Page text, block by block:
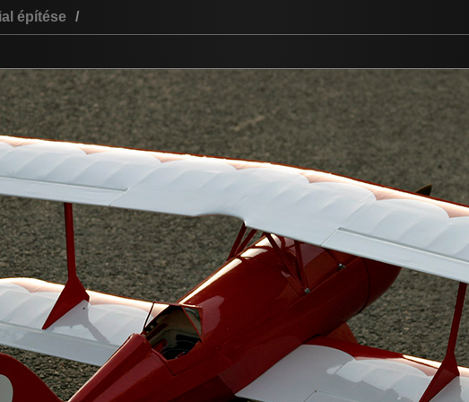
User: Pass:
ajánlott legfrissebb
szótár vendégkönyv
építése /